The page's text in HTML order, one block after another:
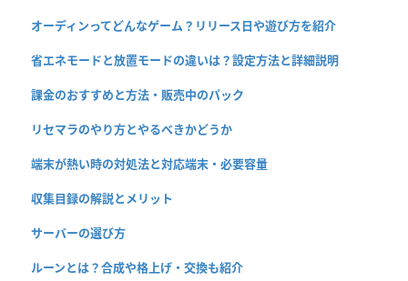
オーディンってどんなゲーム？リリース日や遊び方を紹介
省エネモードと放置モードの違いは？設定方法と詳細説明
課金のおすすめと方法・販売中のパック
リセマラのやり方とやるべきかどうか
端末が熱い時の対処法と対応端末・必要容量
収集目録の解説とメリット
サーバーの選び方
ルーンとは？合成や格上げ・交換も紹介